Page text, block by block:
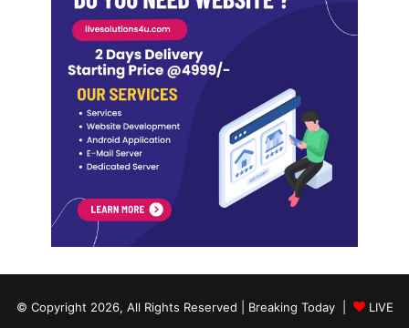
© Copyright 2026, All Rights Reserved | Breaking Today | LIVE